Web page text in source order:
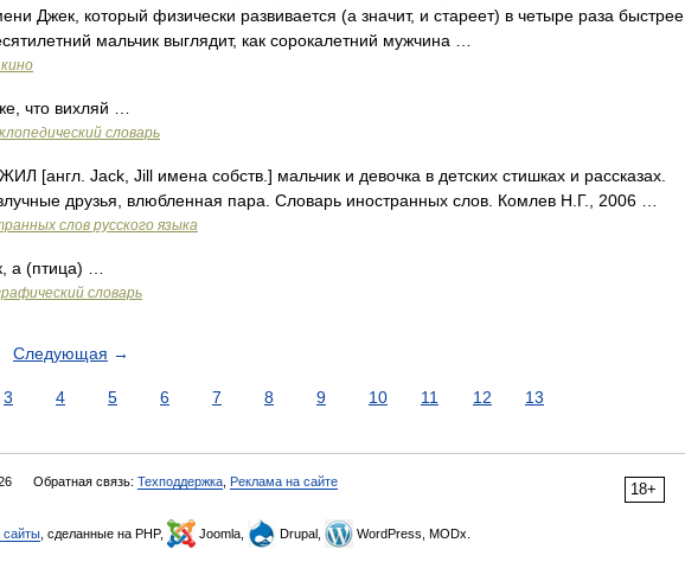
Джек, который физически развивается (а значит, и стареет) в четыре раза быстрее
мальчик выглядит, как сорокалетний мужчина …
что вихляй …
словарь
[англ. Jack, Jill имена собств.] мальчик и девочка в детских стишках и рассказах.
друзья, влюбленная пара. Словарь иностранных слов. Комлев Н.Г., 2006 …
слов русского языка
а (птица) …
словарь
Следующая →
3 4 5 6 7 8 9 10 11 12 13
18+
Обратная связь: Техподдержка Реклама на сайте
сайты , сделанные на PHP, Joomla, Drupal, WordPress, MODx.